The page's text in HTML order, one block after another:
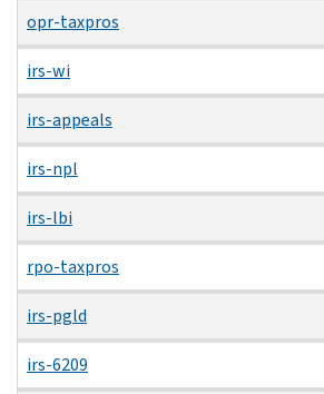
opr-taxpros
irs-wi
irs-appeals
irs-npl
irs-lbi
rpo-taxpros
irs-pgld
irs-6209